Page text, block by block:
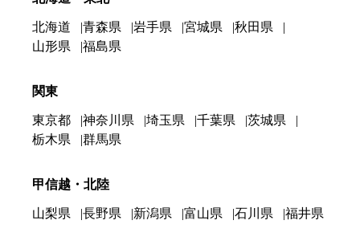
北海道 青森県 岩手県 宮城県
秋田県
山形県
福島県
関東
東京都 神奈川県 埼玉県 千葉県
茨城県
栃木県
群馬県
甲信越・北陸
山梨県 長野県 新潟県 富山県 石川県 福井県